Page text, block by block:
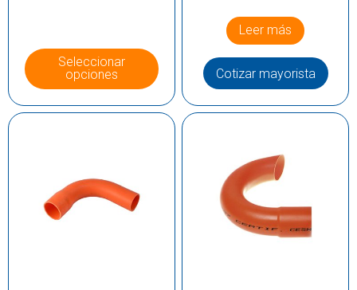
Seleccionar
opciones
Leer más
Cotizar mayorista